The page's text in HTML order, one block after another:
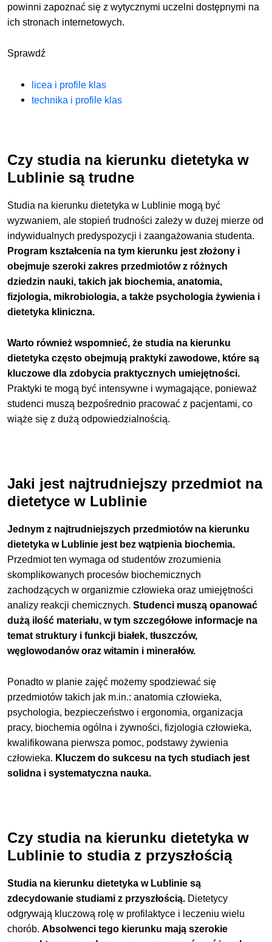
powinni zapoznać się z wytycznymi uczelni dostępnymi na
ich stronach internetowych.
Sprawdź
licea i profile klas
technika i profile klas
Czy studia na kierunku dietetyka w
Lublinie są trudne
Studia na kierunku dietetyka w Lublinie mogą być
wyzwaniem, ale stopień trudności zależy w dużej mierze od
indywidualnych predyspozycji i zaangażowania studenta.
Program kształcenia na tym kierunku jest złożony i
obejmuje szeroki zakres przedmiotów z różnych
dziedzin nauki, takich jak biochemia, anatomia,
fizjologia, mikrobiologia, a także psychologia żywienia i
dietetyka kliniczna.
Warto również wspomnieć, że studia na kierunku
dietetyka często obejmują praktyki zawodowe, które są
kluczowe dla zdobycia praktycznych umiejętności.
Praktyki te mogą być intensywne i wymagające, ponieważ
studenci muszą bezpośrednio pracować z pacjentami, co
wiąże się z dużą odpowiedzialnością.
Jaki jest najtrudniejszy przedmiot na
dietetyce w Lublinie
Jednym z najtrudniejszych przedmiotów na kierunku
dietetyka w Lublinie jest bez wątpienia biochemia.
Przedmiot ten wymaga od studentów zrozumienia
skomplikowanych procesów biochemicznych
zachodzących w organizmie człowieka oraz umiejętności
analizy reakcji chemicznych.Studenci muszą opanować
dużą ilość materiału, w tym szczegółowe informacje na
temat struktury i funkcji białek, tłuszczów,
węglowodanów oraz witamin i minerałów.
Ponadto w planie zajęć możemy spodziewać się
przedmiotów takich jak m.in.: anatomia człowieka,
psychologia, bezpieczeństwo i ergonomia, organizacja
pracy, biochemia ogólna i żywności, fizjologia człowieka,
kwalifikowana pierwsza pomoc, podstawy żywienia
człowieka. Kluczem do sukcesu na tych studiach jest
solidna i systematyczna nauka.
Czy studia na kierunku dietetyka w
Lublinie to studia z przyszłością
Studia na kierunku dietetyka w Lublinie są
zdecydowanie studiami z przyszłością. Dietetycy
odgrywają kluczową rolę w profilaktyce i leczeniu wielu
chorób.Absolwenci tego kierunku mają szerokie